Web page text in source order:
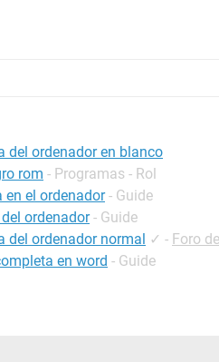
del ordenador en blanco
rom - Programas - Rol
en el ordenador - Guide
ordenador - Guide
del ordenador normal ✓ - Foro
en word - Guide